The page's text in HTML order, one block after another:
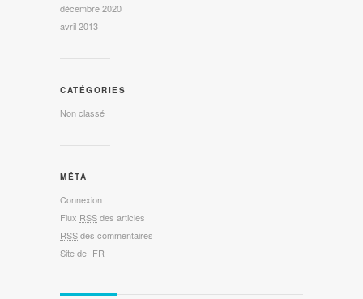
décembre 2020
avril 2013
CATÉGORIES
Non classé
MÉTA
Connexion
Flux RSSdes articles
RSSdes commentaires
Site de -FR